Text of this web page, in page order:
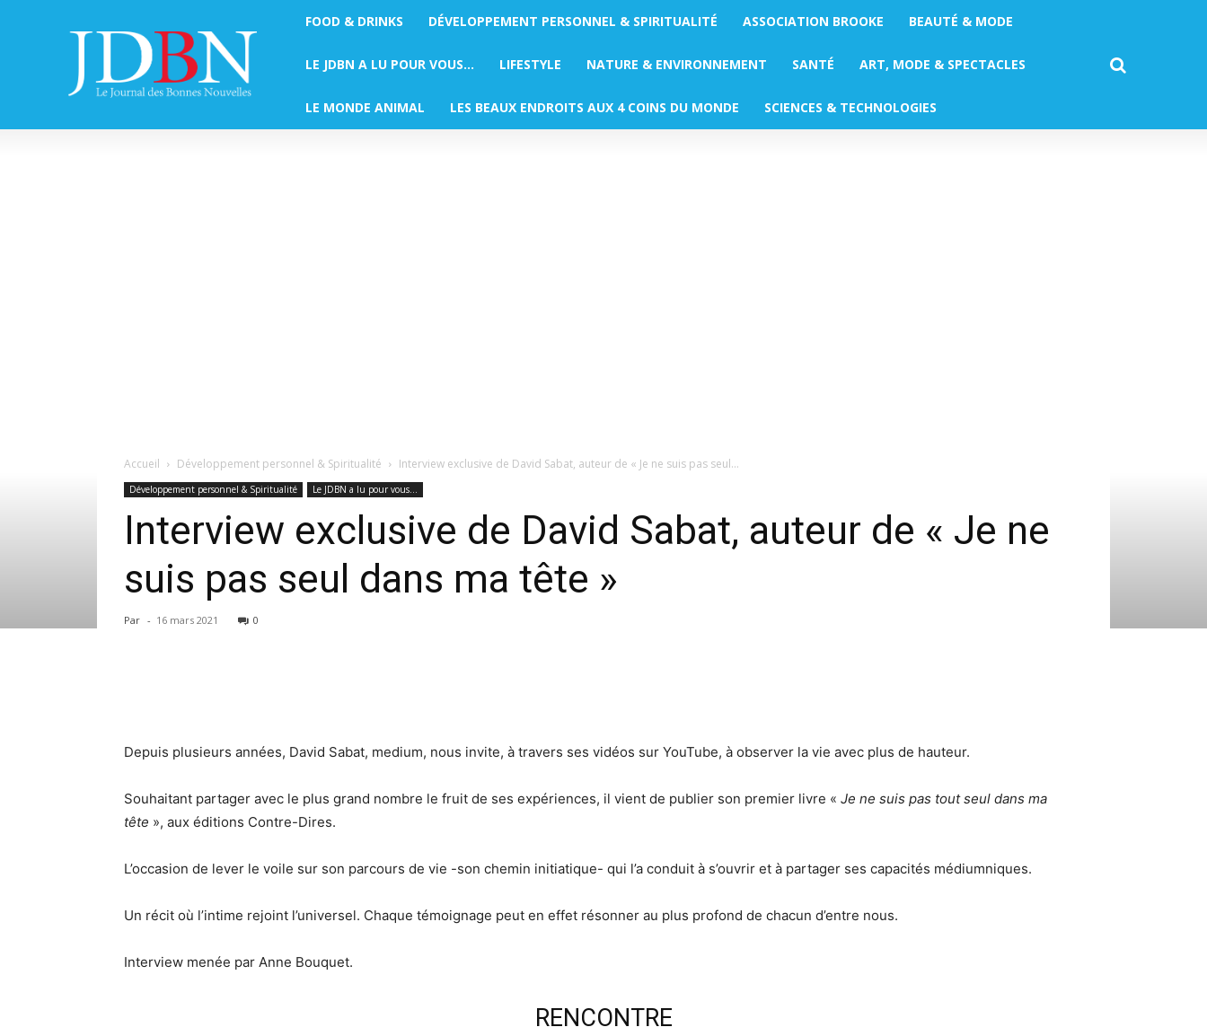
FOOD & DRINKS DÉVELOPPEMENT PERSONNEL & SPIRITUALITÉ ASSOCIATION BROOKE BEAUTÉ & MODE
LE JDBN A LU POUR VOUS… LIFESTYLE NATURE & ENVIRONNEMENT SANTÉ ART, MODE & SPECTACLES
LE MONDE ANIMAL LES BEAUX ENDROITS AUX 4 COINS DU MONDE SCIENCES & TECHNOLOGIES
Accueil Développement personnel & Spiritualité Interview exclusive de David Sabat, auteur de « Je ne suis pas seul...
Développement personnel & Spiritualité Le JDBN a lu pour vous...
Interview exclusive de David Sabat, auteur de « Je ne
suis pas seul dans ma tête »
Par - 16 mars 2021 0
Depuis plusieurs années, David Sabat, medium, nous invite, à travers ses vidéos sur YouTube, à observer la vie avec plus de hauteur.
Souhaitant partager avec le plus grand nombre le fruit de ses expériences, il vient de publier son premier livre « Je ne suis pas tout seul dans ma
tête », aux éditions Contre-Dires.
L’occasion de lever le voile sur son parcours de vie -son chemin initiatique- qui l’a conduit à s’ouvrir et à partager ses capacités médiumniques.
Un récit où l’intime rejoint l’universel. Chaque témoignage peut en effet résonner au plus profond de chacun d’entre nous.
Interview menée par Anne Bouquet.
RENCONTRE